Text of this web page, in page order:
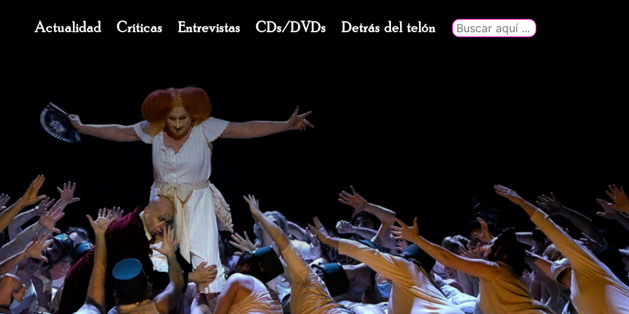
Navegación
Actualidad Críticas Entrevistas CDs/DVDs Detrás del telón
Buscar